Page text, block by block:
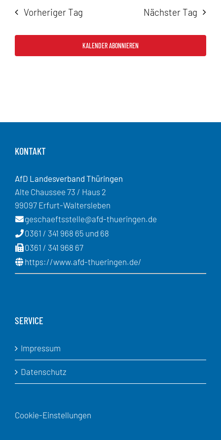
Vorheriger Tag Nächster Tag
KALENDER ABONNIEREN
KONTAKT
AfD Landesverband Thüringen
Alte Chaussee 73 / Haus 2
99097 Erfurt-Waltersleben
geschaeftsstelle@afd-thueringen.de
0361 / 341 968 65 und 68
0361 / 341 968 67
https://www.afd-thueringen.de/
SERVICE
Impressum
Datenschutz
Cookie-Einstellungen